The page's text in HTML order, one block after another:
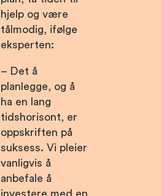
hjelp og være
tålmodig, ifølge
eksperten:
– Det å
planlegge, og å
ha en lang
tidshorisont, er
oppskriften på
suksess. Vi pleier
vanligvis å
anbefale å
investere med en